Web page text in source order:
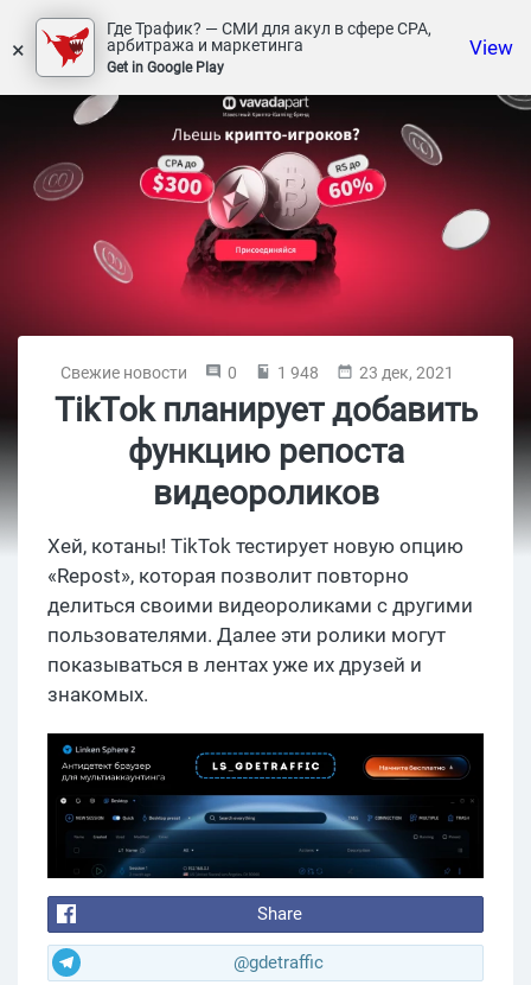
×
Где Трафик? — СМИ для акул в сфере СРА,
арбитража и маркетинга
Get in Google Play
View
Свежие новости 0 1 948 23 дек, 2021
TikTok планирует добавить
функцию репоста
видеороликов
Хей, котаны! TikTok тестирует новую опцию
«Repost», которая позволит повторно
делиться своими видеороликами с другими
пользователями. Далее эти ролики могут
показываться в лентах уже их друзей и
знакомых.
Share
@gdetraffic